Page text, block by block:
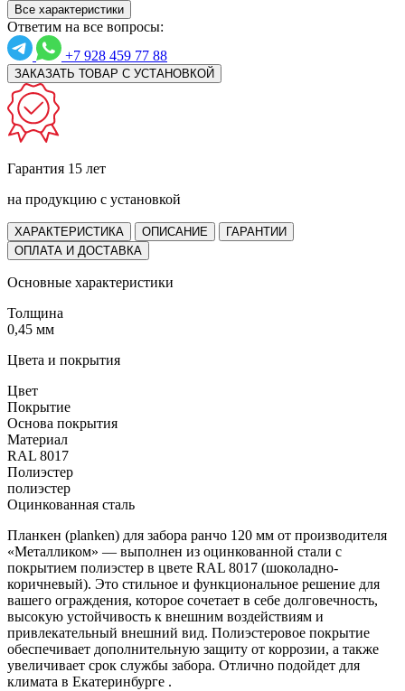
Все характеристики
Ответим на все вопросы:
+7 928 459 77 88
ЗАКАЗАТЬ ТОВАР С УСТАНОВКОЙ
Гарантия 15 лет
на продукцию с установкой
ХАРАКТЕРИСТИКА ОПИСАНИЕ
ГАРАНТИИ
ОПЛАТА И ДОСТАВКА
Основные характеристики
Толщина
0,45 мм
Цвета и покрытия
Цвет
Покрытие
Основа покрытия
Материал
RAL 8017
Полиэстер
полиэстер
Оцинкованная сталь
Планкен (planken) для забора ранчо 120 мм от производителя
«Металликом» — выполнен из оцинкованной стали с
покрытием полиэстер в цвете RAL 8017 (шоколадно-
коричневый). Это стильное и функциональное решение для
вашего ограждения, которое сочетает в себе долговечность,
высокую устойчивость к внешним воздействиям и
привлекательный внешний вид. Полиэстеровое покрытие
обеспечивает дополнительную защиту от коррозии, а также
увеличивает срок службы забора. Отлично подойдет для
климата в Екатеринбурге .